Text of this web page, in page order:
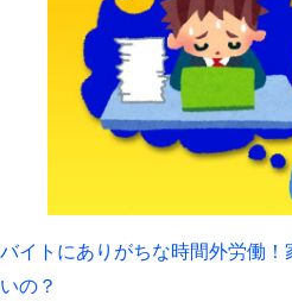
バイトにありがちな時間外労働
いの？